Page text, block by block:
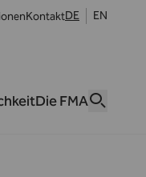
KontaktDE EN
Die FMA